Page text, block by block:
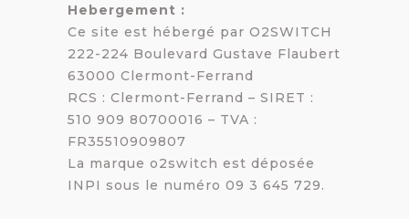
Hebergement :
Ce site est hébergé par O2SWITCH
222-224 Boulevard Gustave Flaubert
63000 Clermont-Ferrand
RCS : Clermont-Ferrand – SIRET :
510 909 80700016 – TVA :
FR35510909807
La marque o2switch est déposée
INPI sous le numéro 09 3 645 729.